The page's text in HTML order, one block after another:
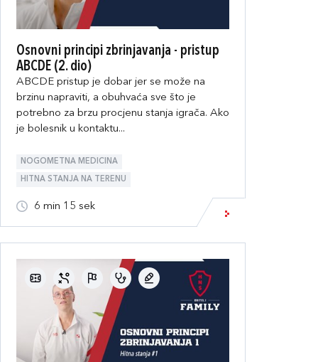
Osnovni principi zbrinjavanja - pristup
ABCDE (2. dio)
ABCDE pristup je dobar jer se može na
brzinu napraviti, a obuhvaća sve što je
potrebno za brzu procjenu stanja igrača. Ako
je bolesnik u kontaktu...
NOGOMETNA MEDICINA
HITNA STANJA NA TERENU
6 min 15 sek